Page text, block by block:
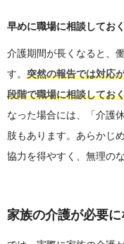
早めに職場に相談しておく
介護期間が長くなると、
す。 突然の報告では対応
段階で職場に相談してお
なった場合には、「介護
肢もあります。あらかじ
協力を得やすく、無理の
家族の介護が必要